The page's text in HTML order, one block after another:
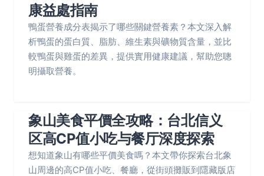
康益處指南
鴨蛋營養成分表揭示了哪些關鍵營養素？本文深入解
析鴨蛋的蛋白質、脂肪、維生素與礦物質含量，並比
較鴨蛋與雞蛋的差異，提供實用健康建議，幫助您聰
明攝取營養。
象山美食平價全攻略：台北信义
区高CP值小吃与餐厅深度探索
想知道象山有哪些平價美食嗎？本文帶你探索台北象
山周邊的高CP值小吃、餐廳，從街頭攤販到隱藏版店